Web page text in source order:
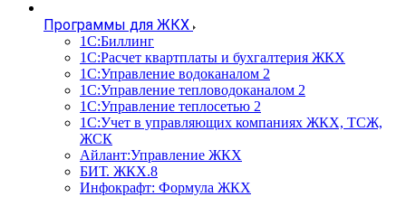
Программы для ЖКХ
1С:Биллинг
1С:Расчет квартплаты и бухгалтерия ЖКХ
1С:Управление водоканалом 2
1С:Управление тепловодоканалом 2
1С:Управление теплосетью 2
1С:Учет в управляющих компаниях ЖКХ, ТСЖ,
ЖСК
Айлант:Управление ЖКХ
БИТ. ЖКХ.8
Инфокрафт: Формула ЖКХ